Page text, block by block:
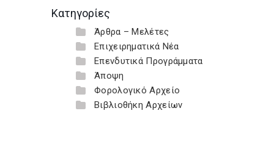
Κατηγορίες
Άρθρα – Μελέτες
Επιχειρηματικά Νέα
Επενδυτικά Προγράμματα
Άποψη
Φορολογικό Αρχείο
Βιβλιοθήκη Αρχείων